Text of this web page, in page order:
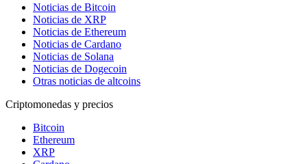
Noticias de Bitcoin
Noticias de XRP
Noticias de Ethereum
Noticias de Cardano
Noticias de Solana
Noticias de Dogecoin
Otras noticias de altcoins
Criptomonedas y precios
Bitcoin
Ethereum
XRP